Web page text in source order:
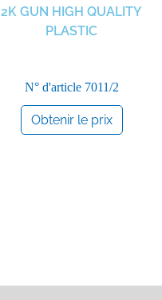
2K GUN HIGH QUALITY
PLASTIC
N° d'article 7011/2
Obtenir le prix